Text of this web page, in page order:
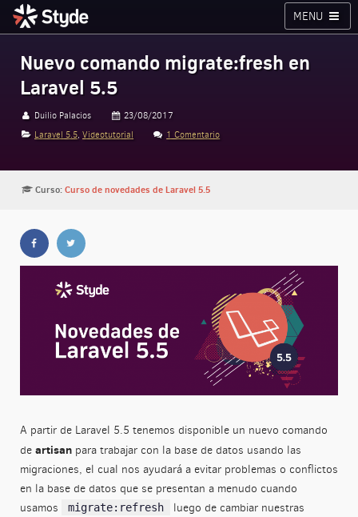
MENU
Nuevo comando migrate:fresh en
Laravel 5.5
Duilio Palacios
23/08/2017
Laravel 5.5,Videotutorial 1 Comentario
Curso:Curso de novedades de Laravel 5.5
A partir de Laravel 5.5 tenemos disponible un nuevo comando
de artisanpara trabajar con la base de datos usando las
migraciones, el cual nos ayudará a evitar problemas o conflictos
en la base de datos que se presentan a menudo cuando
usamos
migrate:refresh
luego de cambiar nuestras